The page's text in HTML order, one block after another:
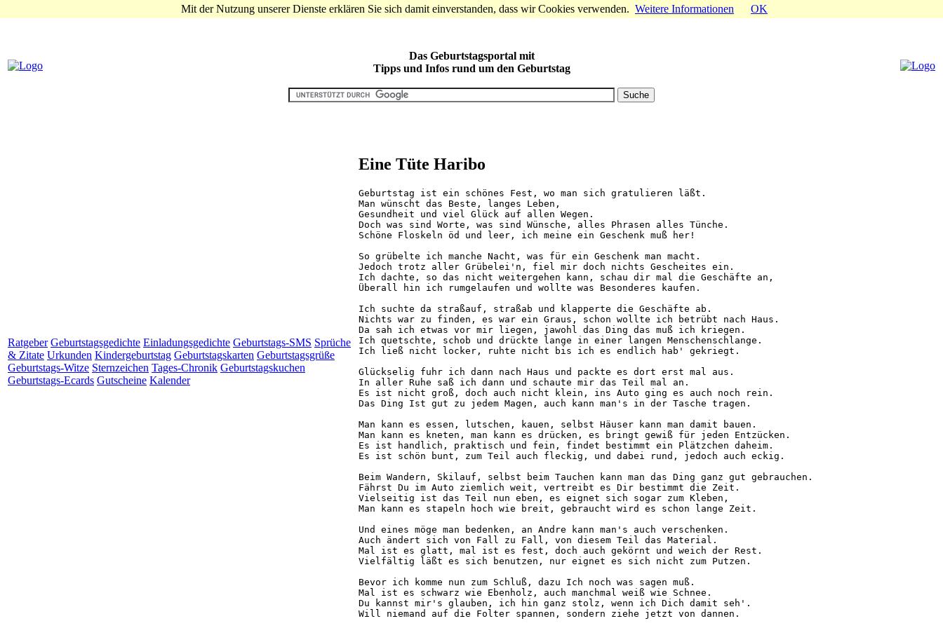
Das Geburtstagsportal mit
Tipps und Infos rund um den Geburtstag
Ratgeber Geburtstagsgedichte Einladungsgedichte Geburtstags-SMS Sprüche
& Zitate Urkunden Kindergeburtstag Geburtstagskarten Geburtstagsgrüße
Geburtstags-Witze Sternzeichen Tages-Chronik Geburtstagskuchen
Geburtstags-Ecards Gutscheine Kalender
Eine Tüte Haribo
Geburtstag ist ein schönes Fest, wo man sich gratulieren läßt.
Man wünscht das Beste, langes Leben,
Gesundheit und viel Glück auf allen Wegen.
Doch was sind Worte, was sind Wünsche, alles Phrasen alles Tünche.
Schöne Floskeln öd und leer, ich meine ein Geschenk muß her!
So grübelte ich manche Nacht, was für ein Geschenk man macht.
Jedoch trotz aller Grübelei'n, fiel mir doch nichts Gescheites ein.
Ich dachte, so das nicht weitergehen kann, schau dir mal die Geschäfte an,
Überall hin ich rumgelaufen und wollte was Besonderes kaufen.
Ich suchte da straßauf, straßab und klapperte die Geschäfte ab.
Nichts war zu finden, es war ein Graus, schon wollte ich betrübt nach Haus.
Da sah ich etwas vor mir liegen, jawohl das Ding das muß ich kriegen.
Ich quetschte, schob und drückte lange in einer langen Menschenschlange.
Ich ließ nicht locker, ruhte nicht bis ich es endlich hab' gekriegt.
Glückselig fuhr ich dann nach Haus und packte es dort erst mal aus.
In aller Ruhe saß ich dann und schaute mir das Teil mal an.
Es ist nicht groß, doch auch nicht klein, ins Auto ging es auch noch rein.
Das Ding Ist gut zu jedem Magen, auch kann man's in der Tasche tragen.
Man kann es essen, lutschen, kauen, selbst Häuser kann man damit bauen.
Man kann es kneten, man kann es drücken, es bringt gewiß für jeden Entzücken.
Es ist handlich, praktisch und fein, findet bestimmt ein Plätzchen daheim.
Es ist schön bunt, zum Teil auch fleckig, und dabei rund, jedoch auch eckig.
Beim Wandern, Skilauf, selbst beim Tauchen kann man das Ding ganz gut gebrauchen.
Fährst Du im Auto ziemlich weit, vertreibt es Dir bestimmt die Zeit.
Vielseitig ist das Teil nun eben, es eignet sich sogar zum Kleben,
Man kann es stapeln hoch wie breit, gebraucht wird es schon lange Zeit.
Und eines möge man bedenken, an Andre kann man's auch verschenken.
Auch ändert sich von Fall zu Fall, von diesem Teil das Material.
Mal ist es glatt, mal ist es fest, doch auch gekörnt und weich der Rest.
Vielfältig läßt es sich benutzen, nur eignet es sich nicht zum Putzen.
Bevor ich komme nun zum Schluß, dazu Ich noch was sagen muß.
Mal ist es schwarz wie Ebenholz, auch manchmal weiß wie Schnee.
Du kannst mir's glauben, ich hin ganz stolz, wenn ich Dich damit seh'.
Will niemand auf die Folter spannen, sondern ziehe jetzt von dannen.
Mit der Nutzung unserer Dienste erklären Sie sich damit einverstanden, dass wir Cookies verwenden. Weitere Informationen OK